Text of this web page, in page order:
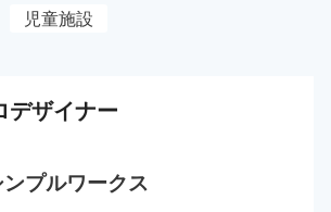
児童施設
デザイナー
ンプルワークス